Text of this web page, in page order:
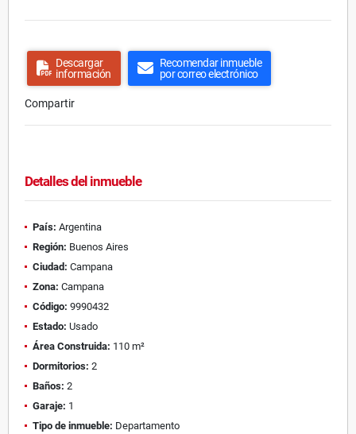
Descargar
información
Recomendar inmueble
por correo electrónico
Compartir
Detalles del inmueble
País: Argentina
Región: Buenos Aires
Ciudad: Campana
Zona: Campana
Código: 9990432
Estado: Usado
Área Construida: 110 m²
Dormitorios: 2
Baños: 2
Garaje: 1
Tipo de inmueble: Departamento